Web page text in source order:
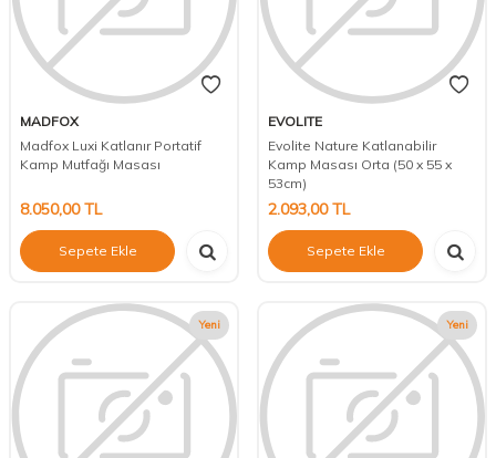
MADFOX
Madfox Luxi Katlanır Portatif
Kamp Mutfağı Masası
8.050,00TL
Sepete Ekle
EVOLITE
Evolite Nature Katlanabilir
Kamp Masası Orta (50 x 55 x
53cm)
2.093,00TL
Sepete Ekle
Yeni Yeni